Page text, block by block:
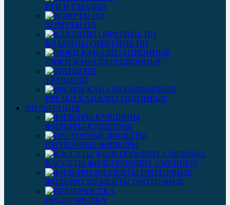
РТИ И СМАЗКИ
ХОМУТЫ ПП
КЛАПАНЫ ОБРАТНЫЕ ПП
ЛЮКИ КАНАЛИЗАЦИОННЫЕ
ТРАПЫ ПП
ВРЕЗКИ КАНАЛИЗАЦИОННЫЕ
ФИЛЬТРАЦИЯ
ФИЛЬТРЫ-КУВШИНЫ
ПРОТОЧНЫЕ ФИЛЬТРЫ
КАССЕТЫ ФИЛЬТРУЮЩИЕ СМЕННЫЕ
ФИЛЬТРОЭЛЕМЕНТЫ ПРОТОЧНЫЕ
ПРЕДОЧИСТКА